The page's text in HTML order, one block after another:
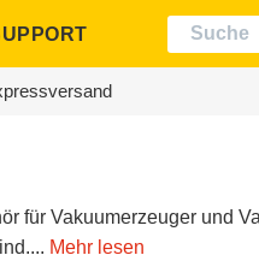
für Vakuumerzeuger und
Mehr lesen